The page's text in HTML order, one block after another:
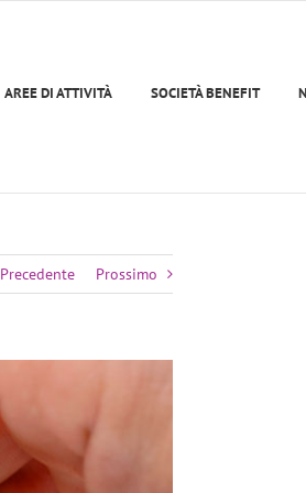
AREE DI ATTIVITÀ SOCIETÀ BENEFIT
Precedente Prossimo